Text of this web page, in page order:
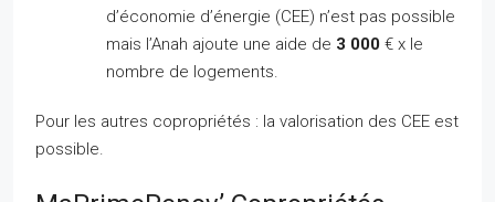
d’économie d’énergie (CEE) n’est pas possible
mais l’Anah ajoute une aide de 3 000 € x le
nombre de logements.
Pour les autres copropriétés : la valorisation des CEE est
possible.